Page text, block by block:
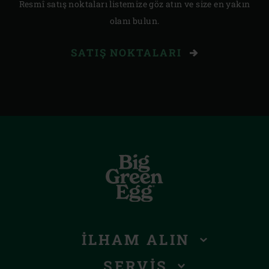
Resmî satış noktaları listemize göz atın ve size en yakın
olanı bulun.
SATIŞ NOKTALARI
İLHAM ALIN